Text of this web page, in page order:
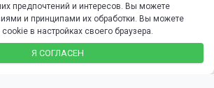
коррупции
безопасность
защищенность
предпочтений и интересов. Вы можете
и принципами их обработки. Вы можете
в настройках своего браузера.
Я СОГЛАСЕН